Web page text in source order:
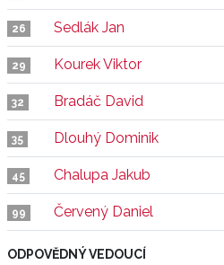
26 Sedlák Jan
29 Kourek Viktor
32 Bradáč David
35 Dlouhý Dominik
45 Chalupa Jakub
99 Červený Daniel
ODPOVĚDNÝ VEDOUCÍ